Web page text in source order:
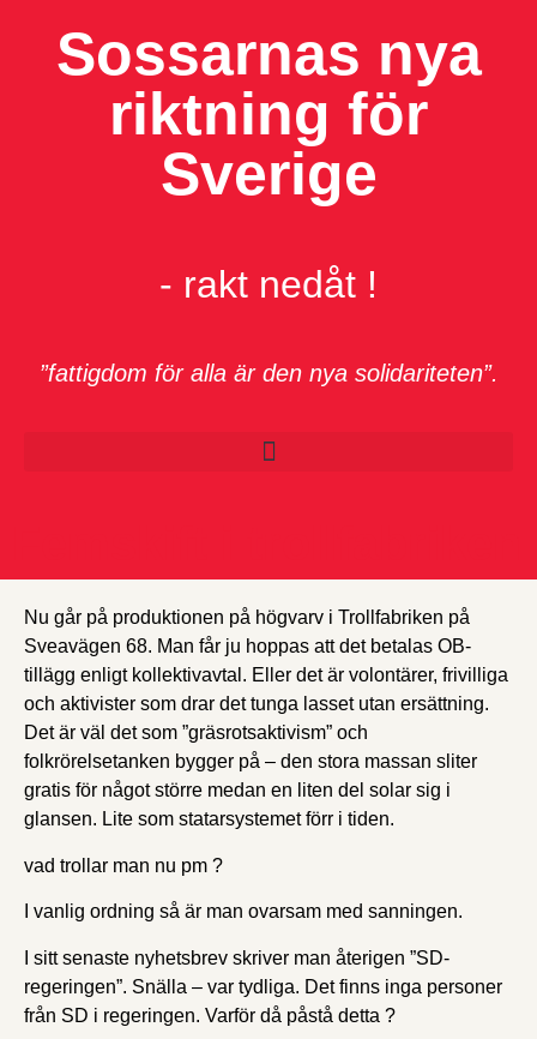
Sossarnas nya
riktning för
Sverige
- rakt nedåt !
”fattigdom för alla är den nya solidariteten”.
Nu går på produktionen på högvarv i Trollfabriken på
Sveavägen 68. Man får ju hoppas att det betalas OB-
tillägg enligt kollektivavtal. Eller det är volontärer, frivilliga
och aktivister som drar det tunga lasset utan ersättning.
Det är väl det som ”gräsrotsaktivism” och
folkrörelsetanken bygger på – den stora massan sliter
gratis för något större medan en liten del solar sig i
glansen. Lite som statarsystemet förr i tiden.
vad trollar man nu pm ?
I vanlig ordning så är man ovarsam med sanningen.
I sitt senaste nyhetsbrev skriver man återigen ”SD-
regeringen”. Snälla – var tydliga. Det finns inga personer
från SD i regeringen. Varför då påstå detta ?